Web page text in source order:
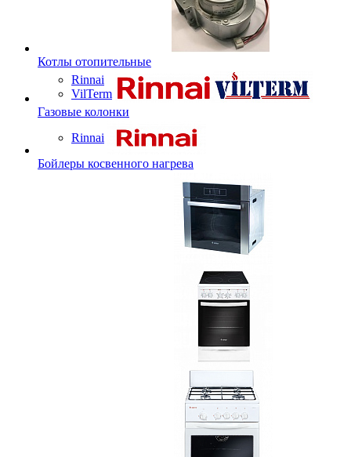
Котлы отопительные
Rinnai
VilTerm
Газовые колонки
Rinnai
Бойлеры косвенного нагрева